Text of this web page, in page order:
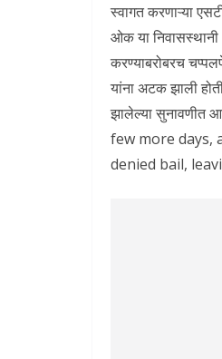
स्वागत करणाऱ्या
ओक या
करण्याबरोबरच
यांना अटक झाली
झालेल्या सुनावणीत
few more days,
denied bail,